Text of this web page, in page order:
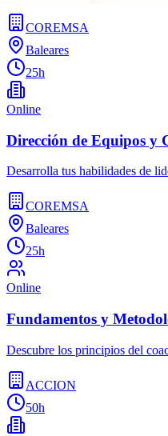
COREMSA
Baleares
25h
Online
Dirección de Equipos y
Desarrolla tus habilidades de
COREMSA
Baleares
25h
Online
Fundamentos y
Descubre los principios del
ACCION
50h